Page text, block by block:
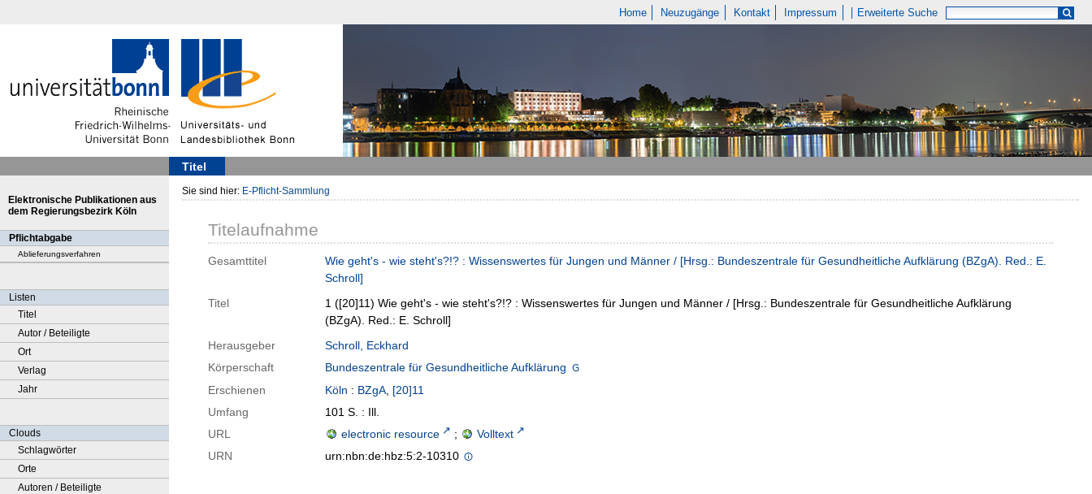
Home Neuzugänge Kontakt Impressum Erweiterte Suche
Titel
Elektronische Publikationen aus
dem Regierungsbezirk Köln
Pflichtabgabe
Ablieferungsverfahren
Listen
Titel
Autor / Beteiligte
Ort
Verlag
Jahr
Clouds
Schlagwörter
Orte
Autoren / Beteiligte
Sie sind hier: E-Pflicht-Sammlung
Titelaufnahme
Gesamttitel
Wie geht's - wie steht's?!? : Wissenswertes für Jungen und Männer / [Hrsg.: Bundeszentrale für Gesundheitliche Aufklärung (BZgA). Red.: E.
Schroll]
Titel
1 ([20]11) Wie geht's - wie steht's?!? : Wissenswertes für Jungen und Männer / [Hrsg.: Bundeszentrale für Gesundheitliche Aufklärung
(BZgA). Red.: E. Schroll]
Herausgeber
Schroll, Eckhard
Körperschaft
Bundeszentrale für Gesundheitliche Aufklärung
Erschienen
Köln : BZgA, [20]11
Umfang
101 S. : Ill.
URL
electronic resource ;
Volltext
URN
urn:nbn:de:hbz:5:2-10310